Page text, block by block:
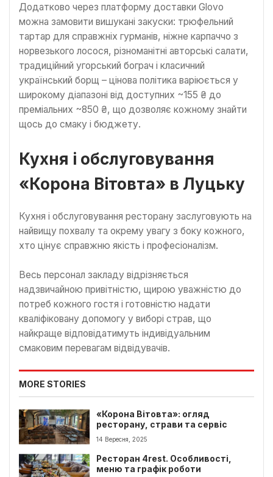
Додатково через платформу доставки Glovo
можна замовити вишукані закуски: трюфельний
тартар для справжніх гурманів, ніжне карпаччо з
норвезького лосося, різноманітні авторські салати,
традиційний угорський бограч і класичний
український борщ – цінова політика варіюється у
широкому діапазоні від доступних ~155 ₴ до
преміальних ~850 ₴, що дозволяє кожному знайти
щось до смаку і бюджету.
Кухня і обслуговування
«Корона Вітовта» в Луцьку
Кухня і обслуговування ресторану заслуговують на
найвищу похвалу та окрему увагу з боку кожного,
хто цінує справжню якість і професіоналізм.
Весь персонал закладу відрізняється
надзвичайною привітністю, щирою уважністю до
потреб кожного гостя і готовністю надати
кваліфіковану допомогу у виборі страв, що
найкраще відповідатимуть індивідуальним
смаковим перевагам відвідувачів.
MORE STORIES
«Корона Вітовта»: огляд
ресторану, страви та сервіс
14 Вересня, 2025
Ресторан 4rest. Особливості,
меню та графік роботи